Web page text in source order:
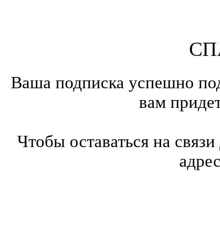
Ваша подписка успешно
вам
Чтобы оставаться на